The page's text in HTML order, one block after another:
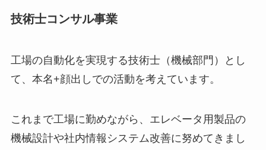
技術士コンサル事業
工場の自動化を実現する技術士（機械部門）とし
て、本名+顔出しでの活動を考えています。
これまで工場に勤めながら、エレベータ用製品の
機械設計や社内情報システム改善に努めてきまし